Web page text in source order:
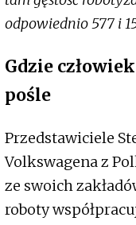
odpowiednio 577 i
Gdzie
pośle
Przedstawiciele
Volkswagena z
ze swoich
roboty